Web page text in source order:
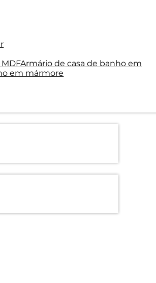
Armário de casa de banho em
em mármore